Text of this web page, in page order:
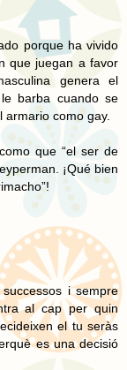
porque ha vivido
que juegan a favor
genera el
barba cuando se
como gay.
que “el ser de
¡Qué bien
i sempre
al cap per quin
el tu seràs
es una decisió